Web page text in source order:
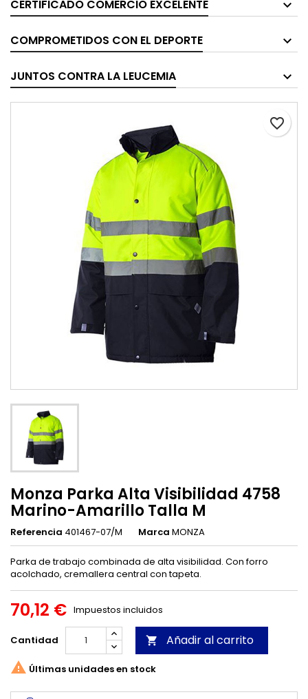
CERTIFICADO COMERCIO EXCELENTE
COMPROMETIDOS CON EL DEPORTE
JUNTOS CONTRA LA LEUCEMIA
favorite_border
Monza Parka Alta Visibilidad 4758
Marino-Amarillo Talla M
Referencia 401467-07/M Marca MONZA
Parka de trabajo combinada de alta visibilidad. Con forro
acolchado, cremallera central con tapeta.
70,12 € Impuestos incluidos
Cantidad  Añadir al carrito
 Últimas unidades en stock